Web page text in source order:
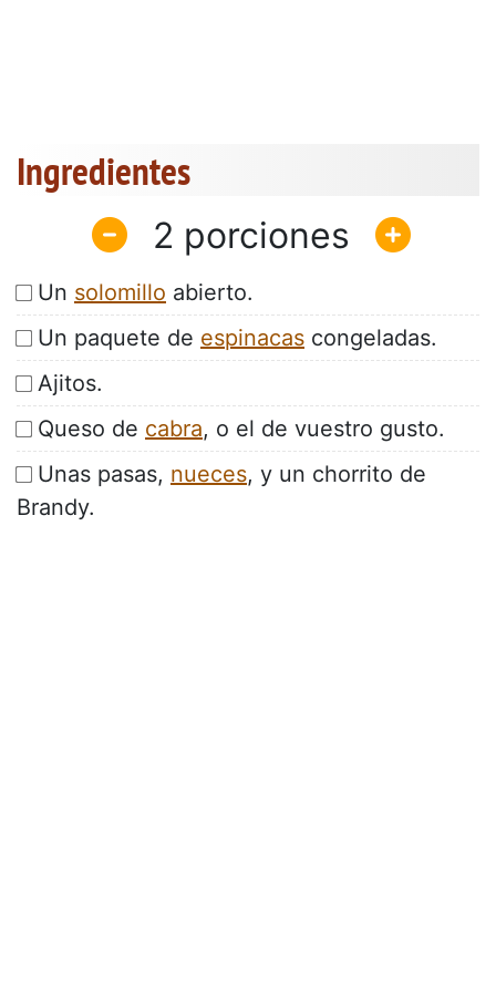
Ingredientes
2
Un solomillo abierto.
Un paquete de espinacas congeladas.
Ajitos.
Queso de cabra, o el de vuestro gusto.
Unas pasas, nueces, y un chorrito de
Brandy.